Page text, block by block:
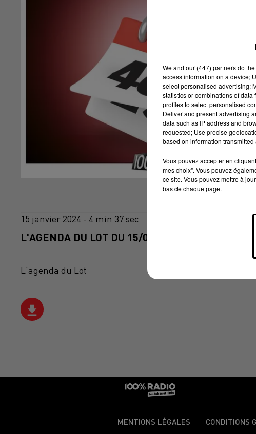
15 janvier 2024 - 4 min 37 sec
L'AGENDA DU LOT DU 15/01/2024 À 06H46
L'agenda du Lot
MENTIONS LÉGALES CONDITIONS
We and our (447) partnersdo
access information on a device;
select personalised advertising;
statistics or combinations of
profiles to select personalised
Deliver and present advertising
data such as IP address and
requested; Use precise
based on information transmitted
Vous pouvez accepter en
mes choix". Vous pouvez
ce site. Vous pouvez mettre à
bas de chaque page.